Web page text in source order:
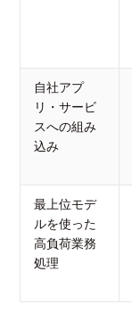
自社アプ
リ・サービ
スへの組み
込み
最上位モデ
ルを使った
高負荷業務
処理